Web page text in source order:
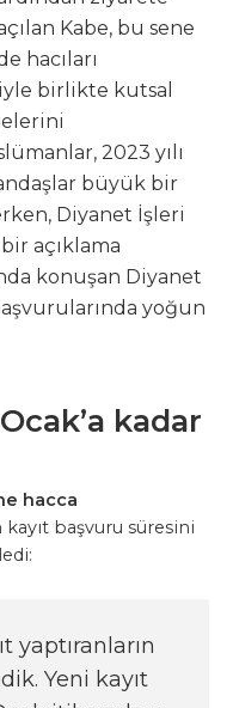
Kabe, bu sene
hacıları
birlikte kutsal
2023 yılı
büyük bir
Diyanet İşleri
açıklama
konuşan Diyanet
yoğun
kadar
hacca
başvuru süresini
yaptıranların
Yeni kayıt